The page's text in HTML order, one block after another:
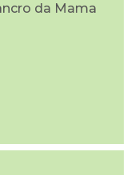
da Mama